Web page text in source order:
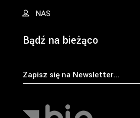
NAS
Bądź na bieżąco